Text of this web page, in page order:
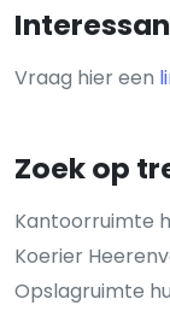
Vraag hier een
Zoek op
Kantoorruimte
Koerier
Opslagruimte